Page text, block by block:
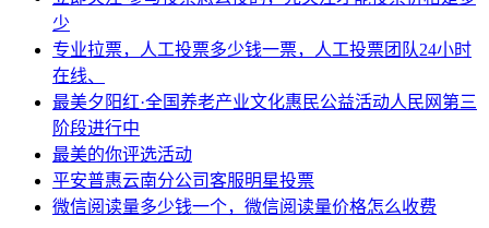
少
专业拉票，人工投票多少钱一票，人工投票团队24小时
在线、
最美夕阳红·全国养老产业文化惠民公益活动人民网第三
阶段进行中
最美的你评选活动
平安普惠云南分公司客服明星投票
微信阅读量多少钱一个，微信阅读量价格怎么收费